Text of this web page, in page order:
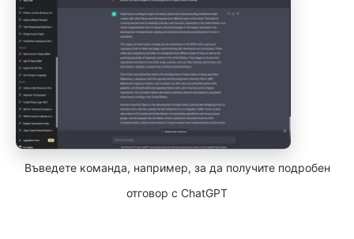
Въведете команда, например, за да получите подробен
отговор с ChatGPT